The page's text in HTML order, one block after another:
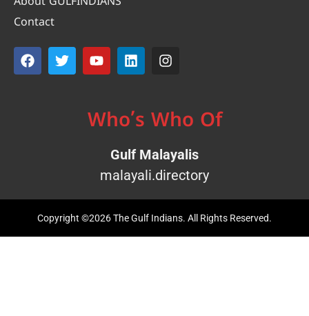
Contact
Who’s Who Of
Gulf Malayalis
malayali.directory
Copyright ©2026 The Gulf Indians. All Rights Reserved.